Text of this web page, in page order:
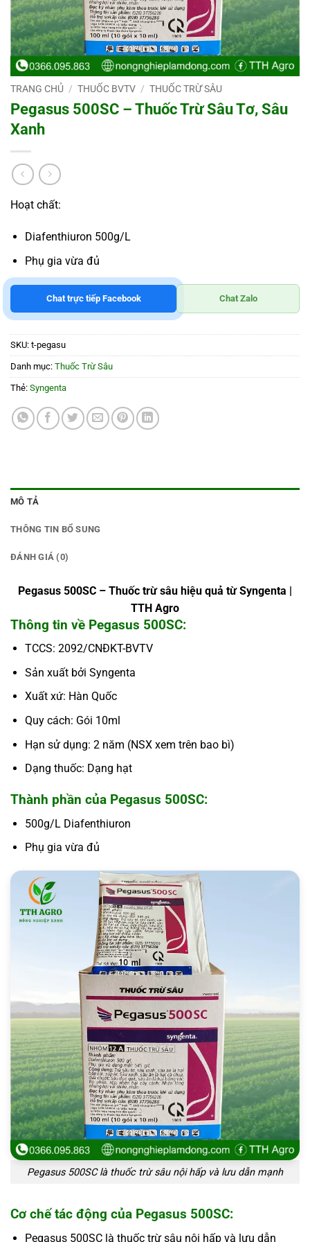
TRANG CHỦ / THUỐC BVTV / THUỐC TRỪ SÂU
Pegasus 500SC – Thuốc Trừ Sâu Tơ, Sâu
Xanh
Hoạt chất:
Diafenthiuron 500g/L
Phụ gia vừa đủ
Chat trực tiếp Facebook Chat Zalo
SKU: t-pegasu
Danh mục: Thuốc Trừ Sâu
Thẻ: Syngenta
MÔ TẢ
THÔNG TIN BỔ SUNG
ĐÁNH GIÁ (0)
Pegasus 500SC – Thuốc trừ sâu hiệu quả từ Syngenta |
TTH Agro
Thông tin về Pegasus 500SC:
TCCS: 2092/CNĐKT-BVTV
Sản xuất bởi Syngenta
Xuất xứ: Hàn Quốc
Quy cách: Gói 10ml
Hạn sử dụng: 2 năm (NSX xem trên bao bì)
Dạng thuốc: Dạng hạt
Thành phần của Pegasus 500SC:
500g/L Diafenthiuron
Phụ gia vừa đủ
Pegasus 500SC là thuốc trừ sâu nội hấp và lưu dẫn mạnh
Cơ chế tác động của Pegasus 500SC:
Pegasus 500SC là thuốc trừ sâu nội hấp và lưu dẫn